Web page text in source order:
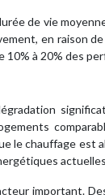
de vie
en raison
à 20% des
le chauffage est
important.